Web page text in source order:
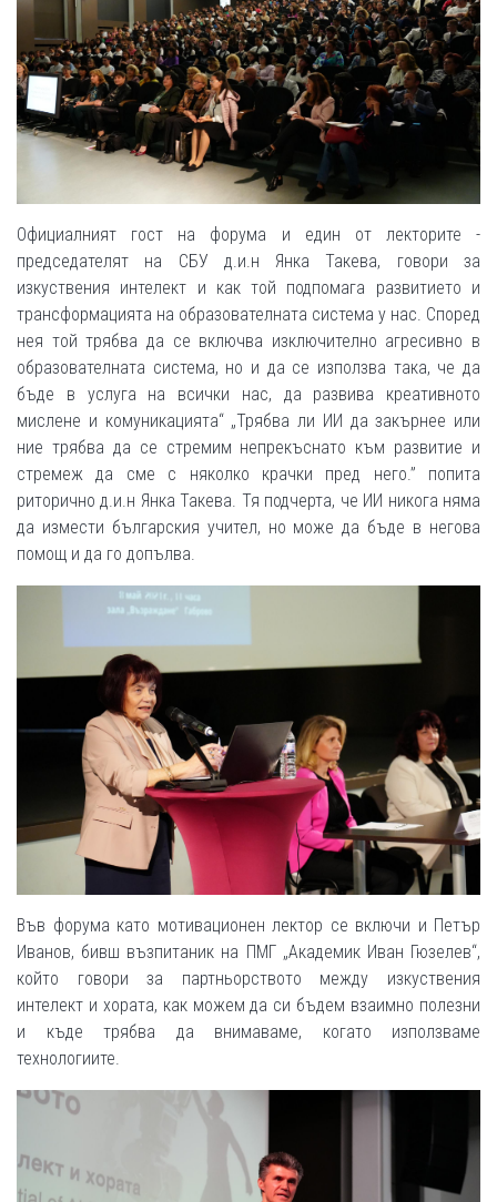
Официалният гост на форума и един от лекторите -
председателят на СБУ д.и.н Янка Такева, говори за
изкуствения интелект и как той подпомага развитието и
трансформацията на образователната система у нас. Според
нея той трябва да се включва изключително агресивно в
образователната система, но и да се използва така, че да
бъде в услуга на всички нас, да развива креативното
мислене и комуникацията“ „Трябва ли ИИ да закърнее или
ние трябва да се стремим непрекъснато към развитие и
стремеж да сме с няколко крачки пред него.” попита
риторично д.и.н Янка Такева. Тя подчерта, че ИИ никога няма
да измести българския учител, но може да бъде в негова
помощ и да го допълва.
Във форума като мотивационен лектор се включи и Петър
Иванов, бивш възпитаник на ПМГ „Академик Иван Гюзелев“,
който говори за партньорството между изкуствения
интелект и хората, как можем да си бъдем взаимно полезни
и къде трябва да внимаваме, когато използваме
технологиите.